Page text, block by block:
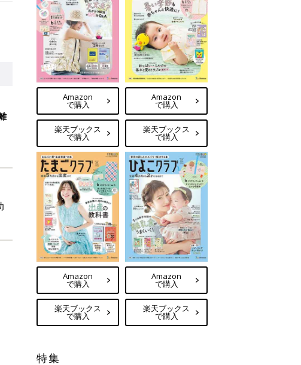
Amazon
で購入
楽天ブックス
で購入
Amazon
で購入
楽天ブックス
で購入
Amazon
で購入
楽天ブックス
で購入
Amazon
で購入
楽天ブックス
で購入
特集